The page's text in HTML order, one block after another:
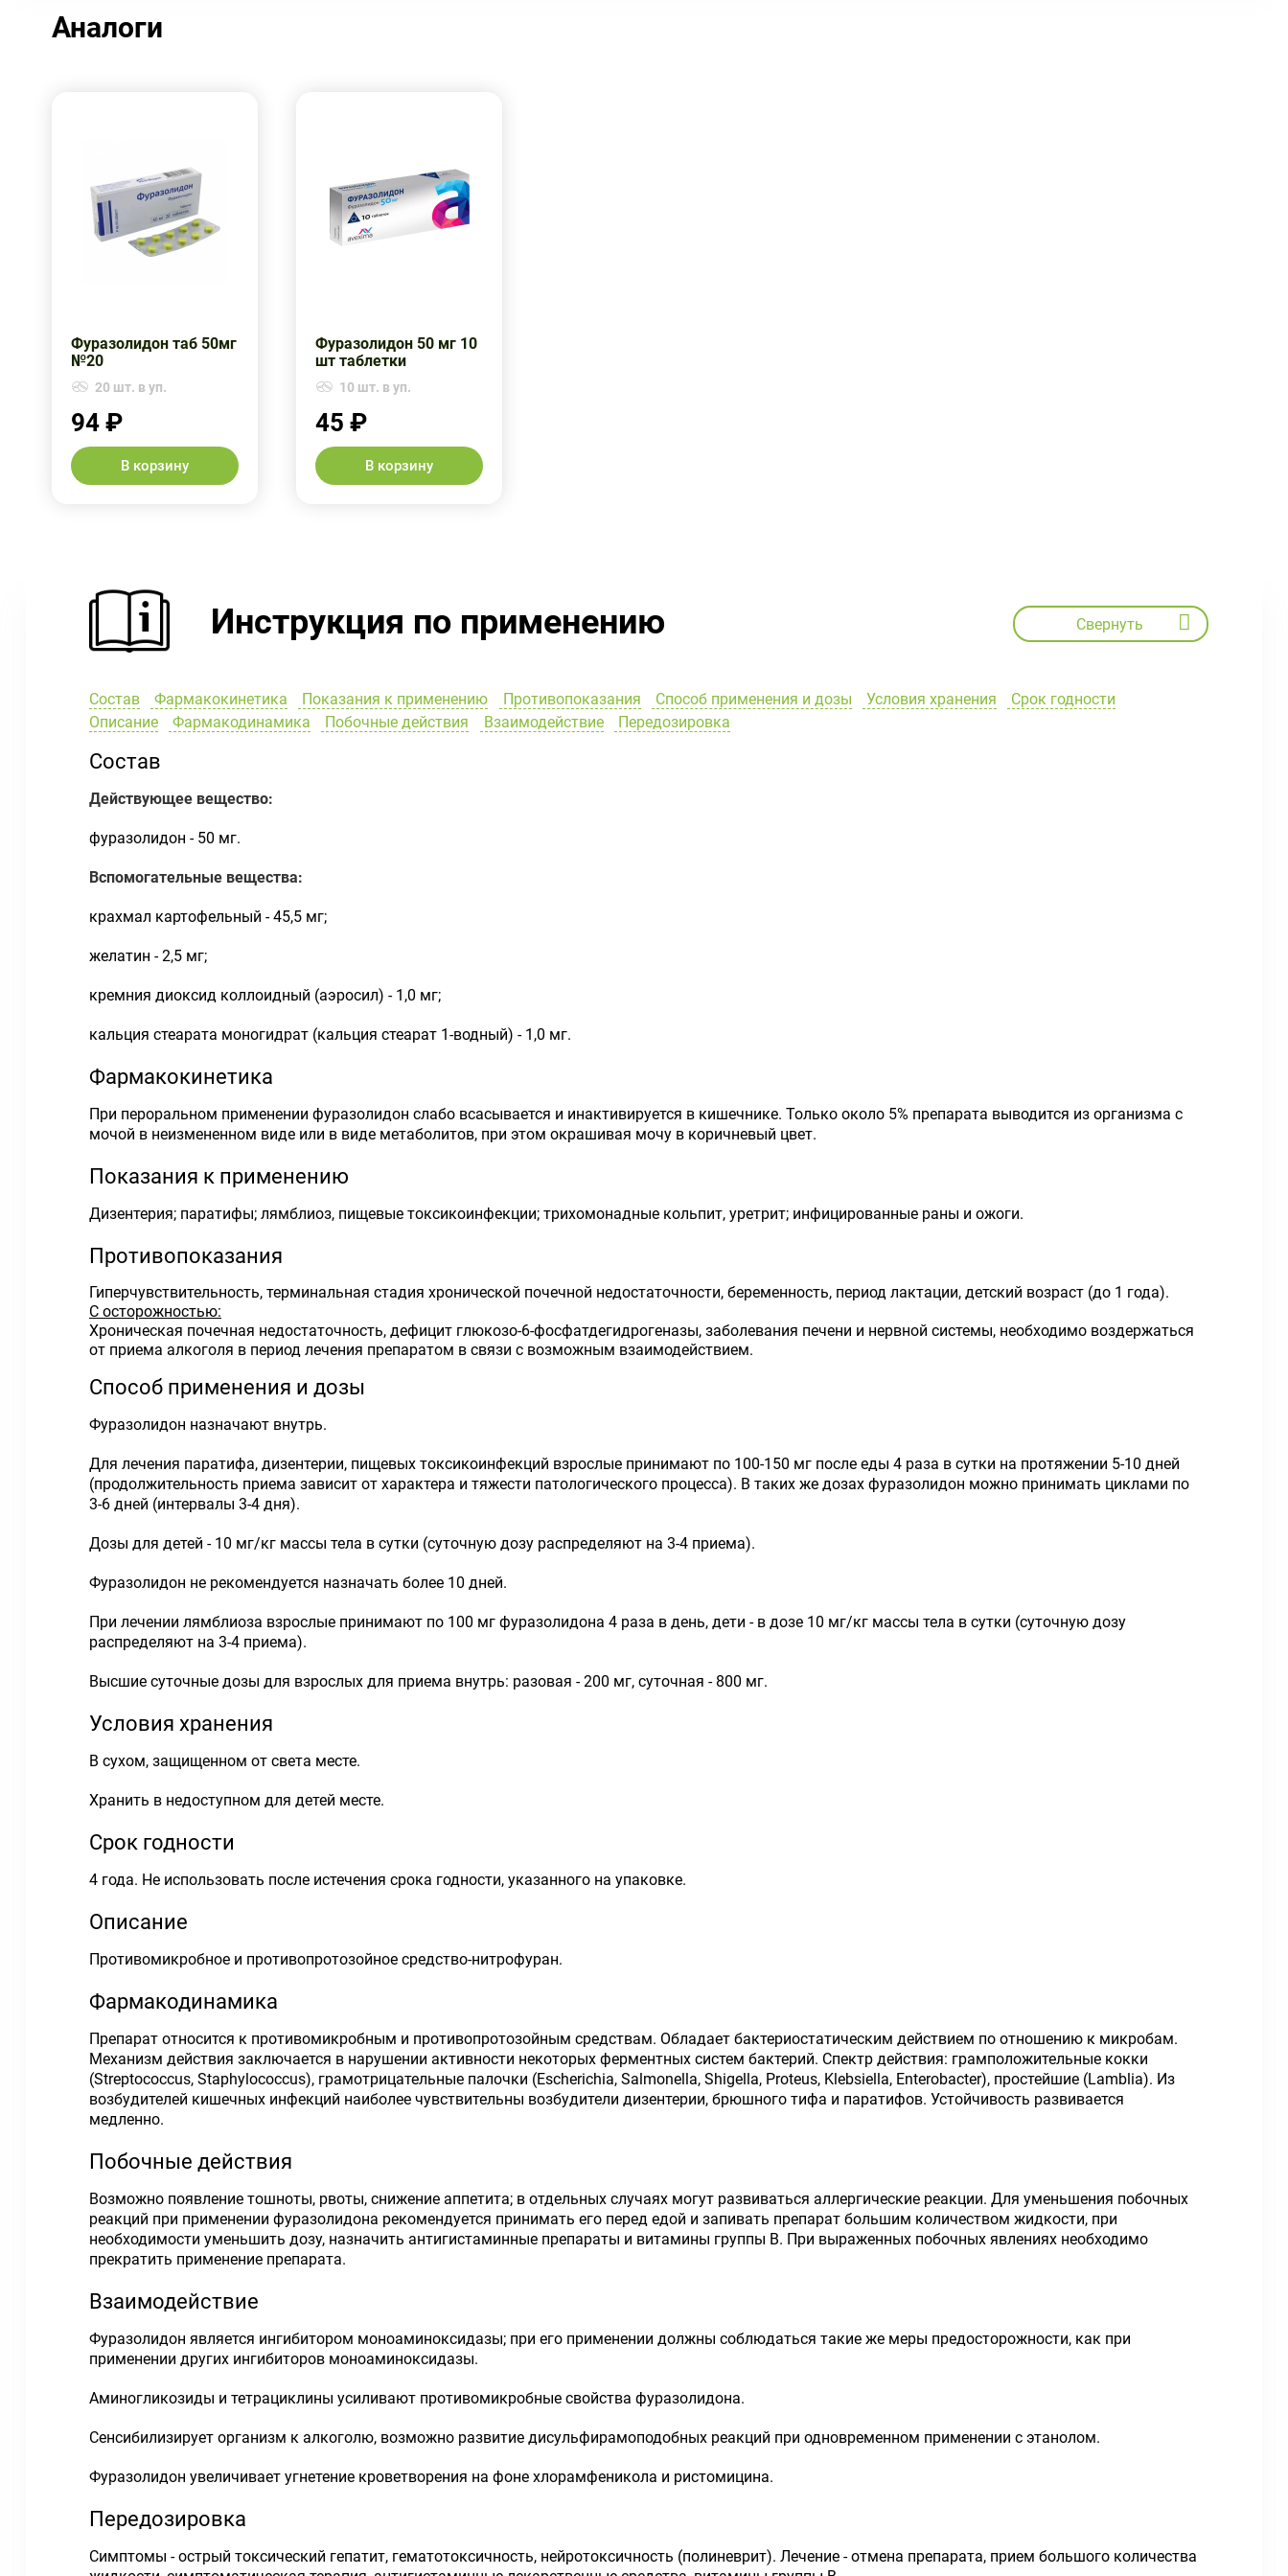
Аналоги
Фуразолидон таб 50мг
№20
20 шт. в уп.
94 ₽
В корзину
Фуразолидон 50 мг 10
шт таблетки
10 шт. в уп.
45 ₽
В корзину
Инструкция по применению Свернуть
Состав Фармакокинетика Показания к применению Противопоказания Способ применения и дозы Условия хранения
Срок годности
Описание
Фармакодинамика Побочные действия Взаимодействие Передозировка
Состав
Действующее вещество:
фуразолидон - 50 мг.
Вспомогательные вещества:
крахмал картофельный - 45,5 мг;
желатин - 2,5 мг;
кремния диоксид коллоидный (аэросил) - 1,0 мг;
кальция стеарата моногидрат (кальция стеарат 1-водный) - 1,0 мг.
Фармакокинетика
При пероральном применении фуразолидон слабо всасывается и инактивируется в кишечнике. Только около 5% препарата выводится из организма с
мочой в неизмененном виде или в виде метаболитов, при этом окрашивая мочу в коричневый цвет.
Показания к применению
Дизентерия; паратифы; лямблиоз, пищевые токсикоинфекции; трихомонадные кольпит, уретрит; инфицированные раны и ожоги.
Противопоказания
Гиперчувствительность, терминальная стадия хронической почечной недостаточности, беременность, период лактации, детский возраст (до 1 года).
С осторожностью:
Хроническая почечная недостаточность, дефицит глюкозо-6-фосфатдегидрогеназы, заболевания печени и нервной системы, необходимо воздержаться
от приема алкоголя в период лечения препаратом в связи с возможным взаимодействием.
Способ применения и дозы
Фуразолидон назначают внутрь.
Для лечения паратифа, дизентерии, пищевых токсикоинфекций взрослые принимают по 100-150 мг после еды 4 раза в сутки на протяжении 5-10 дней
(продолжительность приема зависит от характера и тяжести патологического процесса). В таких же дозах фуразолидон можно принимать циклами по
3-6 дней (интервалы 3-4 дня).
Дозы для детей - 10 мг/кг массы тела в сутки (суточную дозу распределяют на 3-4 приема).
Фуразолидон не рекомендуется назначать более 10 дней.
При лечении лямблиоза взрослые принимают по 100 мг фуразолидона 4 раза в день, дети - в дозе 10 мг/кг массы тела в сутки (суточную дозу
распределяют на 3-4 приема).
Высшие суточные дозы для взрослых для приема внутрь: разовая - 200 мг, суточная - 800 мг.
Условия хранения
В сухом, защищенном от света месте.
Хранить в недоступном для детей месте.
Срок годности
4 года. Не использовать после истечения срока годности, указанного на упаковке.
Описание
Противомикробное и противопротозойное средство-нитрофуран.
Фармакодинамика
Препарат относится к противомикробным и противопротозойным средствам. Обладает бактериостатическим действием по отношению к микробам.
Механизм действия заключается в нарушении активности некоторых ферментных систем бактерий. Спектр действия: грамположительные кокки
(Streptococcus, Staphylococcus), грамотрицательные палочки (Escherichia, Salmonella, Shigella, Proteus, Klebsiella, Enterobacter), простейшие (Lamblia). Из
возбудителей кишечных инфекций наиболее чувствительны возбудители дизентерии, брюшного тифа и паратифов. Устойчивость развивается
медленно.
Побочные действия
Возможно появление тошноты, рвоты, снижение аппетита; в отдельных случаях могут развиваться аллергические реакции. Для уменьшения побочных
реакций при применении фуразолидона рекомендуется принимать его перед едой и запивать препарат большим количеством жидкости, при
необходимости уменьшить дозу, назначить антигистаминные препараты и витамины группы В. При выраженных побочных явлениях необходимо
прекратить применение препарата.
Взаимодействие
Фуразолидон является ингибитором моноаминоксидазы; при его применении должны соблюдаться такие же меры предосторожности, как при
применении других ингибиторов моноаминоксидазы.
Аминогликозиды и тетрациклины усиливают противомикробные свойства фуразолидона.
Сенсибилизирует организм к алкоголю, возможно развитие дисульфирамоподобных реакций при одновременном применении с этанолом.
Фуразолидон увеличивает угнетение кроветворения на фоне хлорамфеникола и ристомицина.
Передозировка
Симптомы - острый токсический гепатит, гематотоксичность, нейротоксичность (полиневрит). Лечение - отмена препарата, прием большого количества